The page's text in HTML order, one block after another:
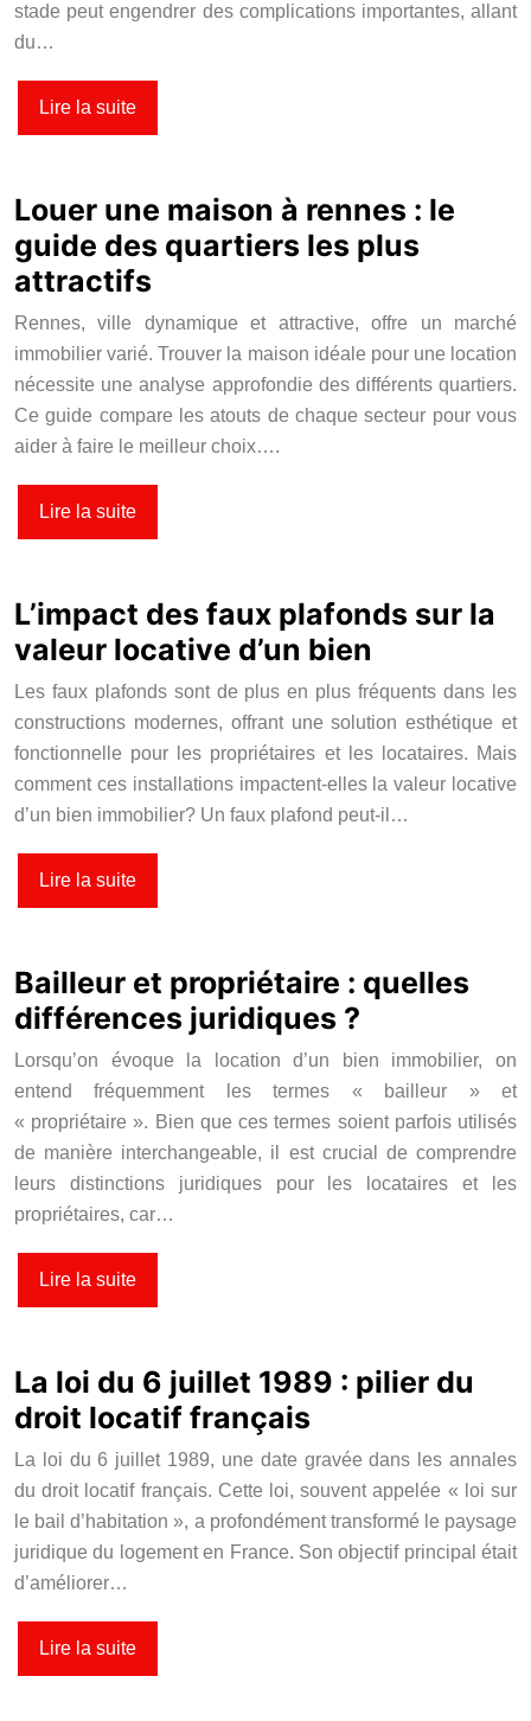
stade peut engendrer des complications importantes, allant
du…
Lire la suite
Louer une maison à rennes : le
guide des quartiers les plus
attractifs
Rennes, ville dynamique et attractive, offre un marché
immobilier varié. Trouver la maison idéale pour une location
nécessite une analyse approfondie des différents quartiers.
Ce guide compare les atouts de chaque secteur pour vous
aider à faire le meilleur choix….
Lire la suite
L’impact des faux plafonds sur la
valeur locative d’un bien
Les faux plafonds sont de plus en plus fréquents dans les
constructions modernes, offrant une solution esthétique et
fonctionnelle pour les propriétaires et les locataires. Mais
comment ces installations impactent-elles la valeur locative
d’un bien immobilier? Un faux plafond peut-il…
Lire la suite
Bailleur et propriétaire : quelles
différences juridiques ?
Lorsqu’on évoque la location d’un bien immobilier, on
entend fréquemment les termes « bailleur » et
« propriétaire ». Bien que ces termes soient parfois utilisés
de manière interchangeable, il est crucial de comprendre
leurs distinctions juridiques pour les locataires et les
propriétaires, car…
Lire la suite
La loi du 6 juillet 1989 : pilier du
droit locatif français
La loi du 6 juillet 1989, une date gravée dans les annales
du droit locatif français. Cette loi, souvent appelée « loi sur
le bail d’habitation », a profondément transformé le paysage
juridique du logement en France. Son objectif principal était
d’améliorer…
Lire la suite